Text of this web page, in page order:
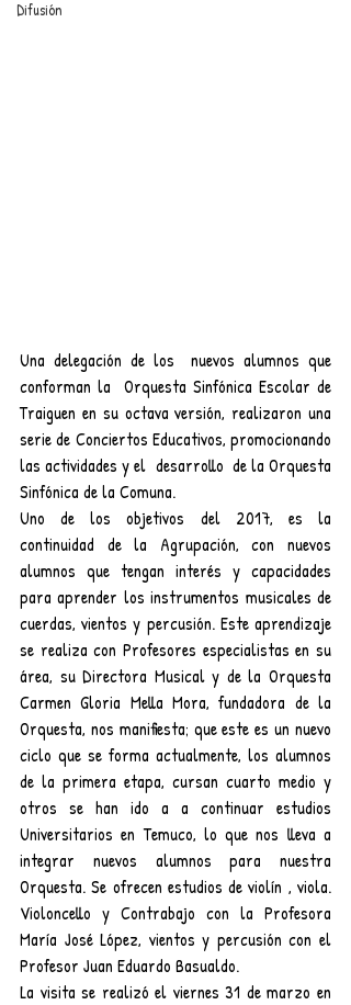
Difusión
Una delegación de los  nuevos alumnos que
conforman la  Orquesta Sinfónica Escolar de
Traiguen en su octava versión, realizaron una
serie de Conciertos Educativos, promocionando
las actividades y el  desarrollo  de la Orquesta
Sinfónica de la Comuna.
Uno de los objetivos del 2017, es la
continuidad de la Agrupación, con nuevos
alumnos que tengan interés y capacidades
para aprender los instrumentos musicales de
cuerdas, vientos y percusión. Este aprendizaje
se realiza con Profesores especialistas en su
área, su Directora Musical y de la Orquesta
Carmen Gloria Mella Mora, fundadora de la
Orquesta, nos manifiesta; que este es un nuevo
ciclo que se forma actualmente, los alumnos
de la primera etapa, cursan cuarto medio y
otros se han ido a a continuar estudios
Universitarios en Temuco, lo que nos lleva a
integrar nuevos alumnos para nuestra
Orquesta. Se ofrecen estudios de violín , viola.
Violoncello y Contrabajo con la Profesora
María José López, vientos y percusión con el
Profesor Juan Eduardo Basualdo.
La visita se realizó el viernes 31 de marzo en